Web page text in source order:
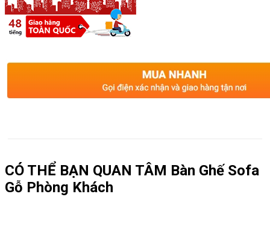
CÓ THỂ BẠN QUAN TÂM Bàn Ghế Sofa
Gỗ Phòng Khách